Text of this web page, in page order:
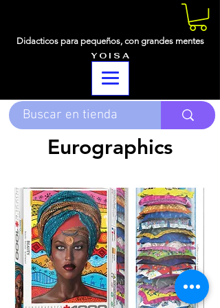
Didacticos para pequeños, con grandes mentes
Y O I S A
Eurographics